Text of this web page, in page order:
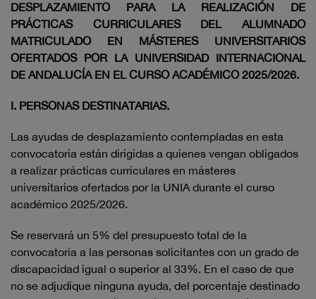
DESPLAZAMIENTO PARA LA REALIZACIÓN DE
PRÁCTICAS CURRICULARES DEL ALUMNADO
MATRICULADO EN MÁSTERES UNIVERSITARIOS
OFERTADOS POR LA UNIVERSIDAD INTERNACIONAL
DE ANDALUCÍA EN EL CURSO ACADÉMICO 2025/2026.
I. PERSONAS DESTINATARIAS.
Las ayudas de desplazamiento contempladas en esta
convocatoria están dirigidas a quienes vengan obligados
a realizar prácticas curriculares en másteres
universitarios ofertados por la UNIA durante el curso
académico 2025/2026.
Se reservará un 5% del presupuesto total de la
convocatoria a las personas solicitantes con un grado de
discapacidad igual o superior al 33%. En el caso de que
no se adjudique ninguna ayuda, del porcentaje destinado